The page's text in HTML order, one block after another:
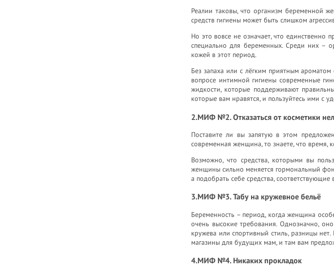
Реалии таковы, что организм беременной
средств гигиены может быть слишком
Но это вовсе не означает, что единственно
специально для беременных. Среди них –
кожей в этот период.
Без запаха или с лёгким приятным
вопросе интимной гигиены современные
жидкости, которые поддерживают
которые вам нравятся, и пользуйтесь ими с
2.МИФ №2. Отказаться от косметики
Поставите ли вы запятую в этом
современная женщина, то знаете, что
Возможно, что средства, которыми вы
женщины сильно меняется гормональный
а подобрать себе средства,
3.МИФ №3. Табу на кружевное бельё
Беременность – период, когда женщина
очень высокие требования. Однозначно,
кружева или спортивный стиль, разницы
магазины для будущих мам, и там вам
4.МИФ №4. Никаких прокладок